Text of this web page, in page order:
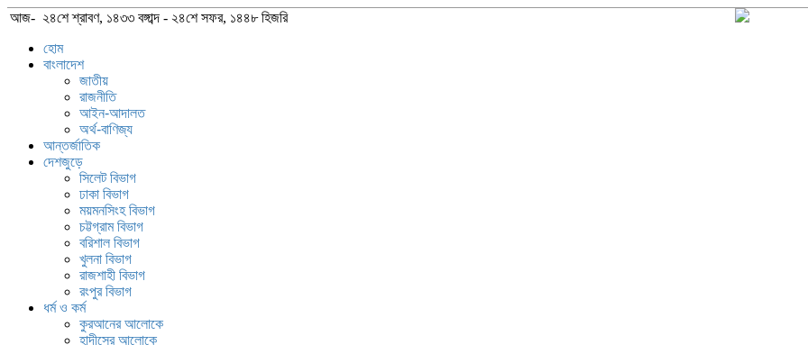
আজ- ২৪শে শ্রাবণ, ১৪৩৩ বঙ্গাব্দ - ২৪শে সফর, ১৪৪৮ হিজরি
হোম
বাংলাদেশ
জাতীয়
রাজনীতি
আইন-আদালত
অর্থ-বাণিজ্য
আন্তর্জাতিক
দেশজুড়ে
সিলেট বিভাগ
ঢাকা বিভাগ
ময়মনসিংহ বিভাগ
চট্টগ্রাম বিভাগ
বরিশাল বিভাগ
খুলনা বিভাগ
রাজশাহী বিভাগ
রংপুর বিভাগ
ধর্ম ও কর্ম
কুরআনের আলোকে
হাদীসের আলোকে